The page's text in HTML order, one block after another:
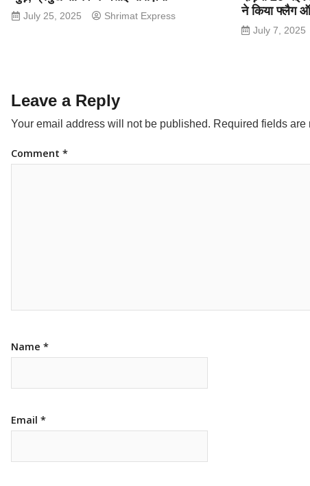
July 25, 2025 Shrimat Express
ने किया फ्लैग
July 7, 2025
Leave a Reply
Your email address will not be published. Required fields are
Comment *
Name *
Email *